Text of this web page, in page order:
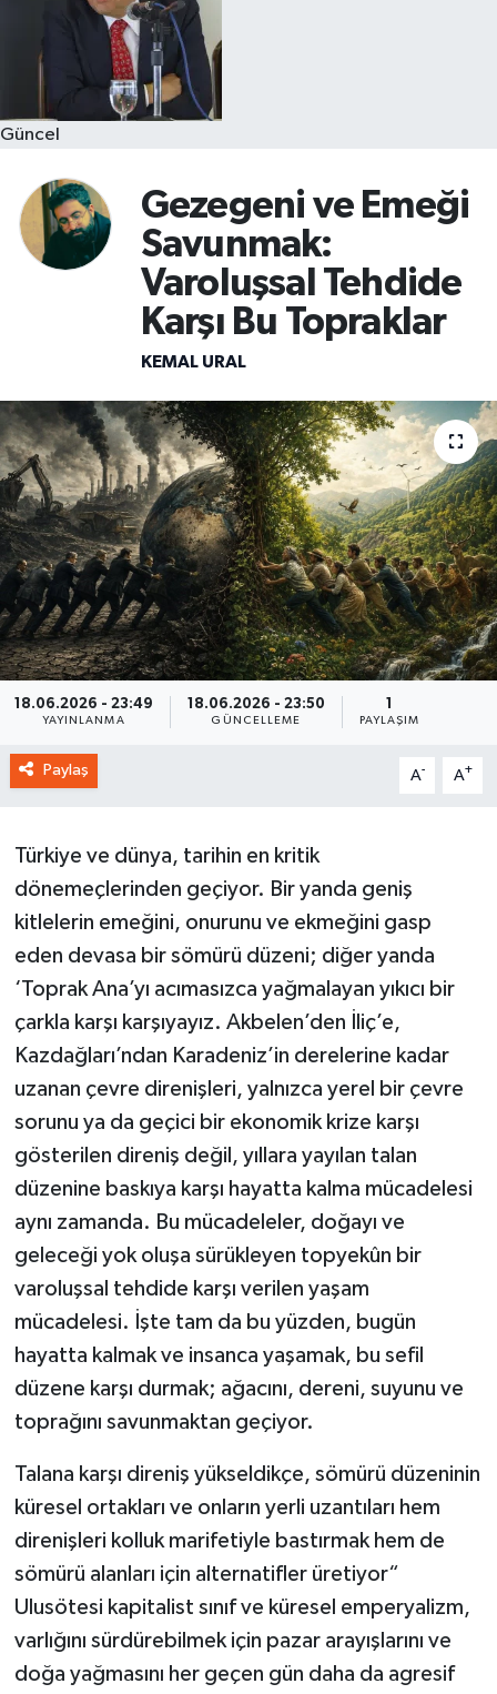
Güncel
Gezegeni ve Emeği
Savunmak:
Varoluşsal Tehdide
Karşı Bu Topraklar
KEMAL URAL
18.06.2026 - 23:49
YAYINLANMA
18.06.2026 - 23:50
GÜNCELLEME PAYLAŞIM
Paylaş A- A+
Türkiye ve dünya, tarihin en kritik
dönemeçlerinden geçiyor. Bir yanda geniş
kitlelerin emeğini, onurunu ve ekmeğini gasp
eden devasa bir sömürü düzeni; diğer yanda
‘Toprak Ana’yı acımasızca yağmalayan yıkıcı bir
çarkla karşı karşıyayız. Akbelen’den İliç’e,
Kazdağları’ndan Karadeniz’in derelerine kadar
uzanan çevre direnişleri, yalnızca yerel bir çevre
sorunu ya da geçici bir ekonomik krize karşı
gösterilen direniş değil, yıllara yayılan talan
düzenine baskıya karşı hayatta kalma mücadelesi
aynı zamanda. Bu mücadeleler, doğayı ve
geleceği yok oluşa sürükleyen topyekûn bir
varoluşsal tehdide karşı verilen yaşam
mücadelesi. İşte tam da bu yüzden, bugün
hayatta kalmak ve insanca yaşamak, bu sefil
düzene karşı durmak; ağacını, dereni, suyunu ve
toprağını savunmaktan geçiyor.
Talana karşı direniş yükseldikçe, sömürü düzeninin
küresel ortakları ve onların yerli uzantıları hem
direnişleri kolluk marifetiyle bastırmak hem de
sömürü alanları için alternatifler üretiyor“
Ulusötesi kapitalist sınıf ve küresel emperyalizm,
varlığını sürdürebilmek için pazar arayışlarını ve
doğa yağmasını her geçen gün daha da agresif